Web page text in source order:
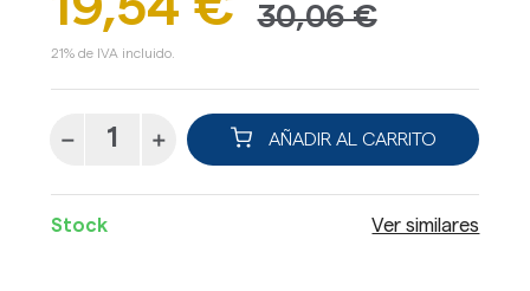
30,06 €
21% de IVA incluido.
AÑADIR AL CARRITO
Stock Ver similares